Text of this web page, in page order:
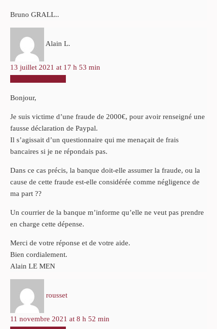
Bruno GRALL..
Alain L.
13 juillet 2021 at 17 h 53 min
Bonjour,
Je suis victime d’une fraude de 2000€, pour avoir renseigné une
fausse déclaration de Paypal.
Il s’agissait d’un questionnaire qui me menaçait de frais
bancaires si je ne répondais pas.
Dans ce cas précis, la banque doit-elle assumer la fraude, ou la
cause de cette fraude est-elle considérée comme négligence de
ma part ??
Un courrier de la banque m’informe qu’elle ne veut pas prendre
en charge cette dépense.
Merci de votre réponse et de votre aide.
Bien cordialement.
Alain LE MEN
rousset
11 novembre 2021 at 8 h 52 min